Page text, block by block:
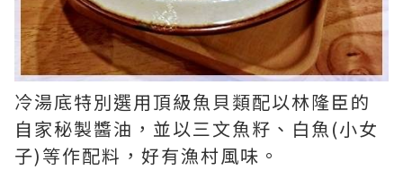
冷湯底特別選用頂級魚貝類配以林隆臣的
自家秘製醬油，並以三文魚籽、白魚(小女
子)等作配料，好有漁村風味。